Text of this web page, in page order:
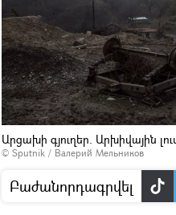
Արցախի գյուղեր. Արխիվային
© Sputnik / Валерий Мельников
Բաժանորդագրվել